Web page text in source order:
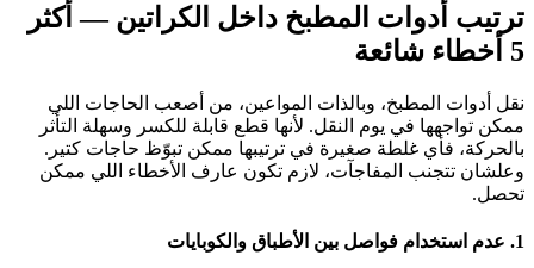
ترتيب أدوات المطبخ داخل الكراتين — أكثر
5 أخطاء شائعة
نقل أدوات المطبخ، وبالذات المواعين، من أصعب الحاجات اللي
ممكن تواجهها في يوم النقل. لأنها قطع قابلة للكسر وسهلة التأثر
بالحركة، فأي غلطة صغيرة في ترتيبها ممكن تبوّظ حاجات كتير.
وعلشان تتجنب المفاجآت، لازم تكون عارف الأخطاء اللي ممكن
تحصل.
1. عدم استخدام فواصل بين الأطباق والكوبايات